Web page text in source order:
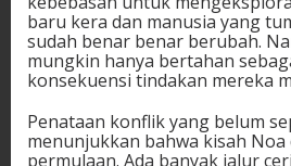
baru kera dan manusia yang
sudah benar benar berubah.
mungkin hanya bertahan
konsekuensi tindakan mereka
Penataan konflik yang belum
menunjukkan bahwa kisah Noa
permulaan. Ada banyak jalur